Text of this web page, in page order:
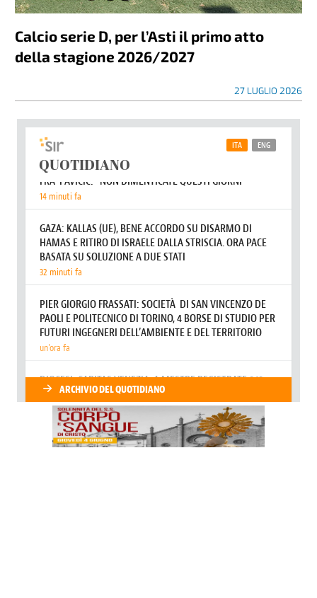
Calcio serie D, per l’Asti il primo atto
della stagione 2026/2027
27 LUGLIO 2026